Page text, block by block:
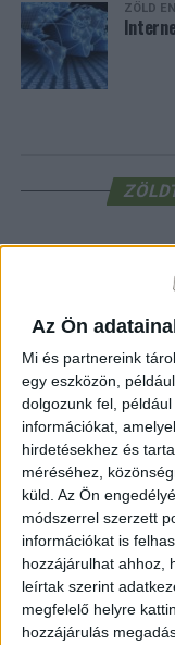
Az Ön
Mi és partnereink
egy eszközön,
dolgozunk fel,
információkat,
hirdetésekhez és
méréséhez,
küld. Az Ön
módszerrel szerzett
információkat is
hozzájárulhat ahhoz,
leírtak szerint
megfelelő helyre
hozzájárulás
ZÖLD
alternatív
elektromos
elektromos
erdő
napelem
földgáz fűtés
klímavédelem
közlekedés
napelem
naperőmű solar solar
természetvédelem
autó zöld
állatvédelem áram